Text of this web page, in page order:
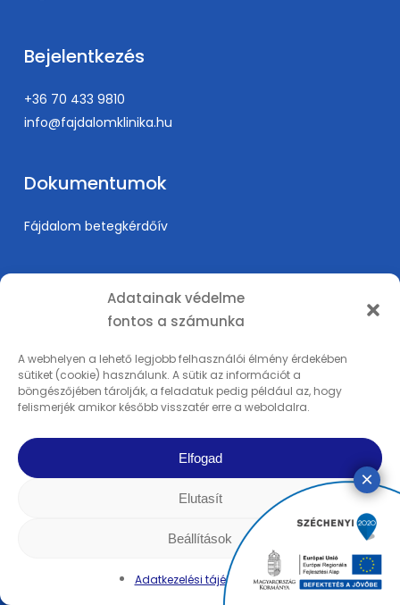
Adatainak védelme
fontos a számunka
A webhelyen a lehető legjobb felhasználói élmény érdekében
sütiket (cookie) használunk. A sütik az információt a
böngészőjében tárolják, a feladatuk pedig például az, hogy
felismerjék amikor később visszatér erre a weboldalra.
Elfogad
Elutasít
Beállítások
Adatkezelési tájékoztató
Bejelentkezés
+36 70 433 9810
info@fajdalomklinika.hu
Dokumentumok
Fájdalom betegkérdőív
Információk
Karrier
Orvosképzés
Adatkezelési tájékoztató
© 2025 PSI Fájdalomklinika - REMP-MED Kft. | Minden tartalom szerzői jog
alatt áll. | Minden jog fenntartva | Készítette a
Rowww Design
youtubeinstagram